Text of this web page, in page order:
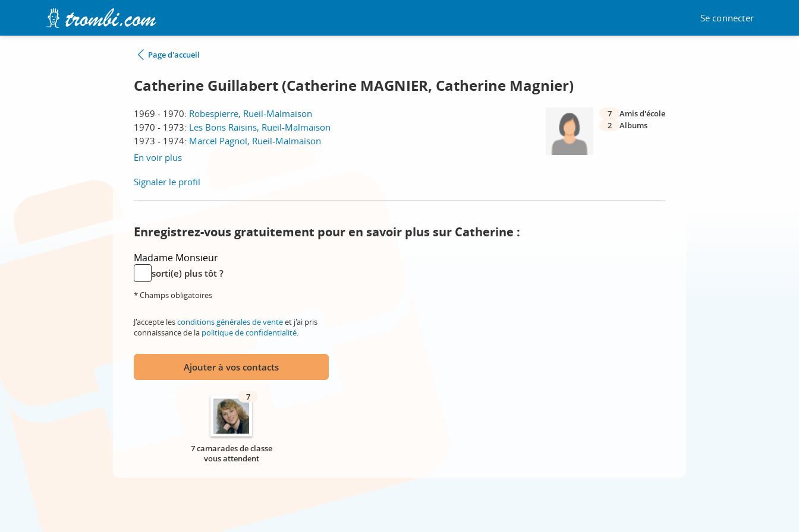
Se connecter
Page d'accueil
Catherine Guillabert (Catherine MAGNIER, Catherine Magnier)
1969 - 1970: Robespierre, Rueil-Malmaison
1970 - 1973: Les Bons Raisins, Rueil-Malmaison
1973 - 1974: Marcel Pagnol, Rueil-Malmaison
En voir plus
7
Amis d'école
2
Albums
Signaler le profil
Enregistrez-vous gratuitement pour en savoir plus sur Catherine :
Madame Monsieur
sorti(e) plus tôt ?
* Champs obligatoires
J'accepte lesconditions générales de venteet j'ai pris
connaissance de la politique de confidentialité.
Ajouter à vos contacts
7
7 camarades de classe
vous attendent